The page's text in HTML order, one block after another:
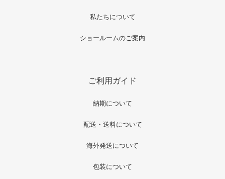
私たちについて
ショールームのご案内
ご利用ガイド
納期について
配送・送料について
海外発送について
包装について